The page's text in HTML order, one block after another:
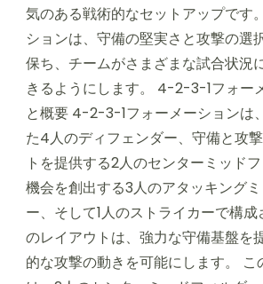
気のある戦術的なセットアップです
ションは、守備の堅実さと攻撃の選
保ち、チームがさまざまな試合状況
きるようにします。 4-2-3-1フォー
と概要 4-2-3-1フォーメーションは
た4人のディフェンダー、守備と攻
トを提供する2人のセンターミッド
機会を創出する3人のアタッキング
ー、そして1人のストライカーで構
のレイアウトは、強力な守備基盤を
的な攻撃の動きを可能にします。